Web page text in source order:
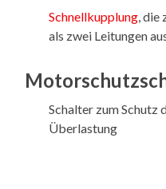
Schnellkupplung ,
als zwei Leitungen
Schalter zum
Überlastung